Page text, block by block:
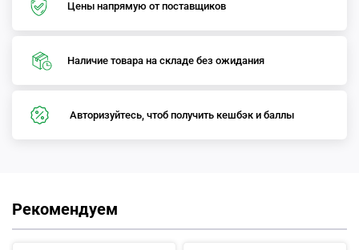
Цены напрямую от поставщиков
Наличие товара на складе без ожидания
Авторизуйтесь, чтоб получить кешбэк и баллы
Рекомендуем